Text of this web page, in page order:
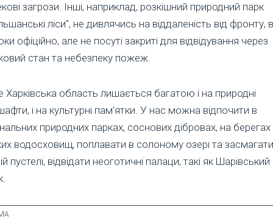
загрози. Інші, наприклад, розкішний природний парк
ліси", не дивлячись на віддаленість від фронту,
офіційно, але не посуті закриті для відвідування через
стан та небезпеку пожеж.
Харківська область лишається багатою і на природні
і на культурні пам’ятки. У нас можна відпочити в
природних парках, соснових дібровах, на берегах
водосховищ, поплавати в солоному озері та
пустелі, відвідати неоготичні палаци, такі як Шарівський